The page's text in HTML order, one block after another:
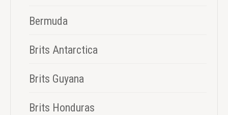
Bermuda
Brits Antarctica
Brits Guyana
Brits Honduras